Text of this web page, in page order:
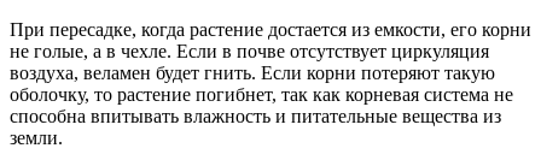
При пересадке, когда растение достается из емкости, его корни
не голые, а в чехле. Если в почве отсутствует циркуляция
воздуха, веламен будет гнить. Если корни потеряют такую
оболочку, то растение погибнет, так как корневая система не
способна впитывать влажность и питательные вещества из
земли.